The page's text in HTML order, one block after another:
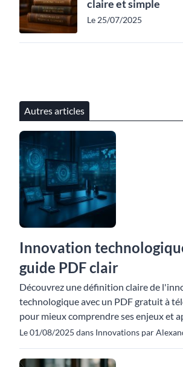
claire et simple
Le 25/07/2025
Autres articles
Innovation
guide PDF clair
Découvrez une définition claire de
technologique avec un PDF gratuit à
pour mieux comprendre ses enjeux et
Le 01/08/2025 dans Innovations par